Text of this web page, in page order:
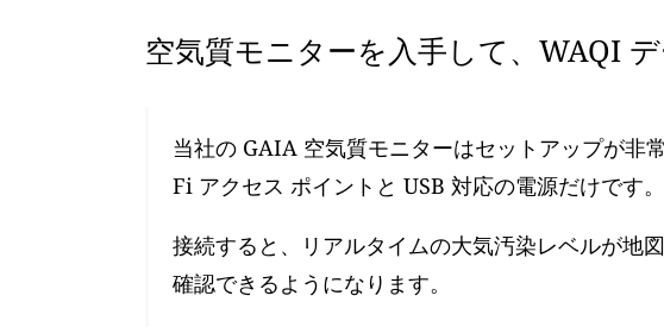
空気質モニターを入手して、WAQI
当社の GAIA 空気質モニターはセットアップが非
Fi アクセス ポイントと USB 対応の電源だけです。
接続すると、リアルタイムの大気汚染レベルが地
確認できるようになります。